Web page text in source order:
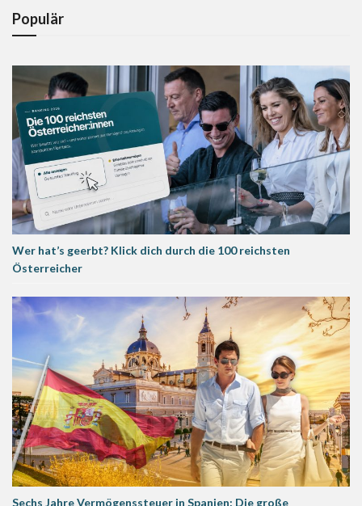
Populär
Wer hat’s geerbt? Klick dich durch die 100 reichsten
Österreicher
Sechs Jahre Vermögenssteuer in Spanien: Die große